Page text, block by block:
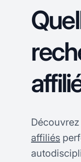
affiliés